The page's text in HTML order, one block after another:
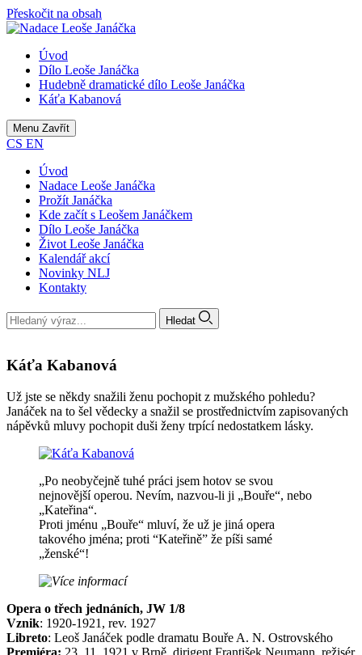
Přeskočit na obsah
Úvod
Dílo Leoše Janáčka
Hudebně dramatické dílo Leoše Janáčka
Káťa Kabanová
Menu Zavřít
CS EN
Úvod
Nadace Leoše Janáčka
Prožít Janáčka
Kde začít s Leošem Janáčkem
Dílo Leoše Janáčka
Život Leoše Janáčka
Kalendář akcí
Novinky NLJ
Kontakty
Hledat
Káťa Kabanová
Už jste se někdy snažili ženu pochopit z mužského pohledu?
Janáček na to šel vědecky a snažil se prostřednictvím zapisovaných
nápěvků mluvy pochopit duši ženy trpící nedostatkem lásky.
„Po neobyčejně tuhé práci jsem hotov se svou
nejnovější operou. Nevím, nazvou-li ji „Bouře“, nebo
„Kateřina“.
Proti jménu „Bouře“ mluví, že už je jiná opera
takového jména; proti “Kateřině” že píši samé
„ženské“!
Opera o třech jednáních, JW 1/8
Vznik: 1920-1921, rev. 1927
Libreto: Leoš Janáček podle dramatu Bouře A. N. Ostrovského
Premiéra: 23. 11. 1921 v Brně, dirigent František Neumann, režisér